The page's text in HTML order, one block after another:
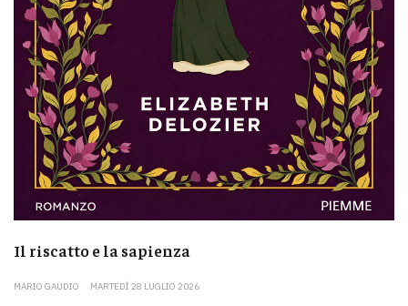
Il riscatto e la sapienza
MARIO GAUDIO MARTEDÌ 28 LUGLIO 2026